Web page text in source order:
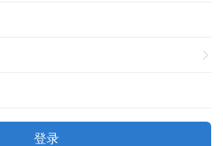
登录